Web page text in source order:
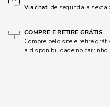
Via chat, de segunda a
COMPRE E RETIRE GRÁTIS
Compre pelo site e retire
a disponibilidade no